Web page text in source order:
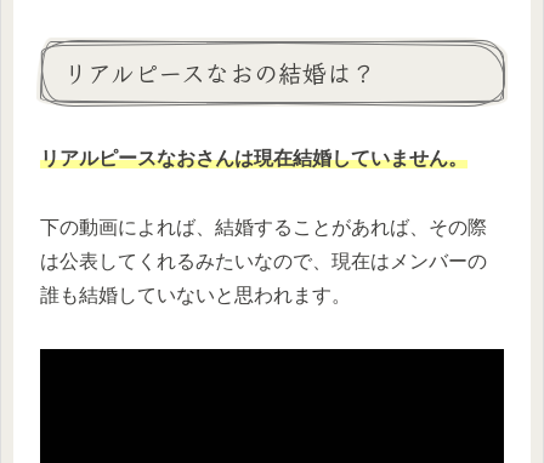
リアルピースなおの結婚は？
リアルピースなおさんは現在結婚していません。
下の動画によれば、結婚することがあれば、その際
は公表してくれるみたいなので、現在はメンバーの
誰も結婚していないと思われます。